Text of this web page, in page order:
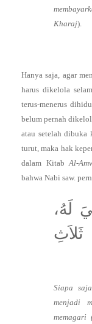
Kharaj).
Hanya saja, agar
harus dikelola
terus-menerus
belum pernah
atau setelah dibuka
turut, maka hak
dalam KitabAl-
bahwa Nabi saw.
لَهُ،
Siapa
menjadi